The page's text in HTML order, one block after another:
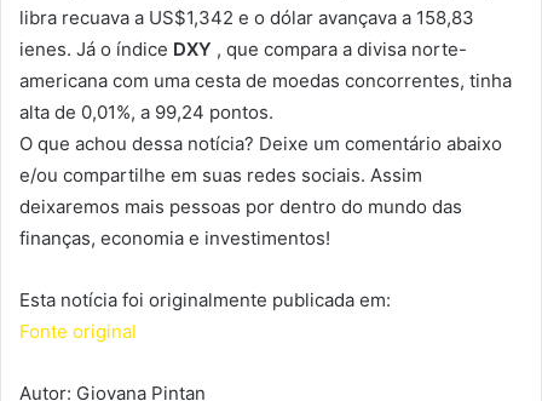
libra recuava a US$1,342 e o dólar avançava a 158,83
ienes. Já o índice DXY , que compara a divisa norte-
americana com uma cesta de moedas concorrentes, tinha
alta de 0,01%, a 99,24 pontos.
O que achou dessa notícia? Deixe um comentário abaixo
e/ou compartilhe em suas redes sociais. Assim
deixaremos mais pessoas por dentro do mundo das
finanças, economia e investimentos!
Esta notícia foi originalmente publicada em:
Fonte original
Autor: Giovana Pintan